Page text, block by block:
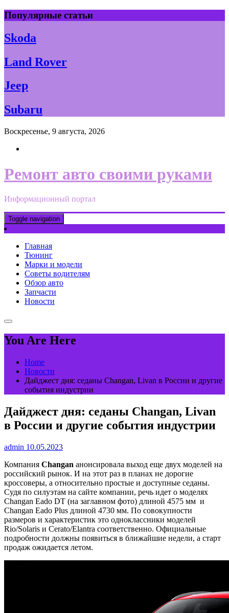
Skip
to
content
Популярные статьи
Skoda
Land Rover
Jeep
Subaru
Воскресенье, 9 августа, 2026
Ремонт авто своими руками
Информационный портал
Toggle navigation
Главная
Тюнинг
Марки и модели
Советы водителям
Обзор авто
Запчасти
Новости
You Are Here
Home
Новости
Дайджест дня: седаны Changan, Livan в России и другие
события индустрии
Дайджест дня: седаны Changan, Livan
в России и другие события индустрии
admin 10.05.2023
Компания Changan анонсировала выход еще двух моделей на
российский рынок. И на этот раз в планах не дорогие
кроссоверы, а относительно простые и доступные седаны.
Судя по силуэтам на сайте компании, речь идет о моделях
Changan Eado DT (на заглавном фото) длиной 4575 мм и
Changan Eado Plus длиной 4730 мм. По совокупности
размеров и характеристик это одноклассники моделей
Rio/Solaris и Cerato/Elantra соответственно. Официальные
подробности должны появиться в ближайшие недели, а старт
продаж ожидается летом.